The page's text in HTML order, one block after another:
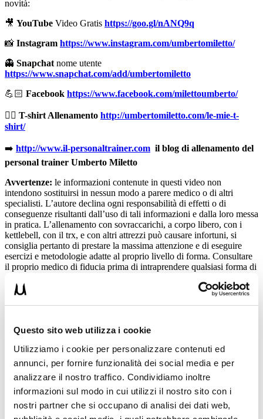
Questo sito web utilizza i cookie
Utilizziamo i cookie per personalizzare contenuti ed
annunci, per fornire funzionalità dei social media e per
analizzare il nostro traffico. Condividiamo inoltre
informazioni sul modo in cui utilizzi il nostro sito con i
nostri partner che si occupano di analisi dei dati web,
novità:
🎥 YouTube Video Gratis https://goo.gl/nANQ9q
📸 Instagram https://www.instagram.com/umbertomiletto/
👻 Snapchat nome utente
https://www.snapchat.com/add/umbertomiletto
💪🏻 Facebook https://www.facebook.com/milettoumberto/
🏋🏻 T-shirt Allenamento http://umbertomiletto.com/le-mie-t-
shirt/
➡️ http://www.il-personaltrainer.com il blog di allenamento del
personal trainer Umberto Miletto
Avvertenze: le informazioni contenute in questi video non
intendono sostituirsi in nessun modo a parere medico o di altri
specialisti. L’autore declina ogni responsabilità di effetti o di
conseguenze risultanti dall’uso di tali informazioni e dalla loro messa
in pratica. L’allenamento con sovraccarichi, a corpo libero, con i
kettlebell, con il trx, e con altri attrezzi può causare infortuni, si
consiglia pertanto di prestare la massima attenzione e di eseguire
esercizi e metodologie adatte al proprio livello di forma. Consultare
il proprio medico di fiducia prima di intraprendere qualsiasi forma di
X
Facebook
Falsi Miti in Palestra
pettorale interno